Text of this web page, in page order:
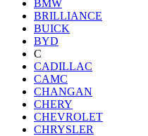
BMW
BRILLIANCE
BUICK
BYD
C
CADILLAC
CAMC
CHANGAN
CHERY
CHEVROLET
CHRYSLER